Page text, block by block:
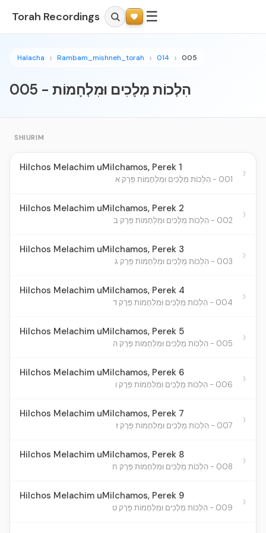
Torah Recordings ☰
Halacha Rambam_mishneh_torah 014 005
005 - הִלְכוֹת מְלָכִים וּמִלְחָמוֹת
SHIURIM
Hilchos Melachim uMilchamos, Perek 1
001 - הִלְכוֹת מְלָכִים וּמִלְחָמוֹת פֵּרֶק א ›
Hilchos Melachim uMilchamos, Perek 2
002 - הִלְכוֹת מְלָכִים וּמִלְחָמוֹת פֵּרֶק ב ›
Hilchos Melachim uMilchamos, Perek 3
003 - הִלְכוֹת מְלָכִים וּמִלְחָמוֹת פֵּרֶק ג ›
Hilchos Melachim uMilchamos, Perek 4
004 - הִלְכוֹת מְלָכִים וּמִלְחָמוֹת פֵּרֶק ד ›
Hilchos Melachim uMilchamos, Perek 5
005 - הִלְכוֹת מְלָכִים וּמִלְחָמוֹת פֵּרֶק ה ›
Hilchos Melachim uMilchamos, Perek 6
006 - הִלְכוֹת מְלָכִים וּמִלְחָמוֹת פֵּרֶק ו ›
Hilchos Melachim uMilchamos, Perek 7
007 - הִלְכוֹת מְלָכִים וּמִלְחָמוֹת פֵּרֶק ז ›
Hilchos Melachim uMilchamos, Perek 8
008 - הִלְכוֹת מְלָכִים וּמִלְחָמוֹת פֵּרֶק ח ›
Hilchos Melachim uMilchamos, Perek 9
009 - הִלְכוֹת מְלָכִים וּמִלְחָמוֹת פֵּרֶק ט ›